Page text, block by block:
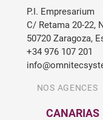
P.I. Empresarium
C/ Retama 20-22,
50720 Zaragoza,
+34 976 107 201
NOS AGENCES
CANARIAS